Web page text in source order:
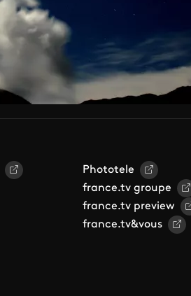
Phototele
france.tv groupe
france.tv preview
france.tv&vous